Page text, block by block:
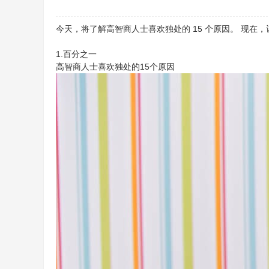
今天，将了解高智商人士喜欢独处的 15 个原因。 现在，
1.百分之一
高智商人士喜欢独处的15个原因